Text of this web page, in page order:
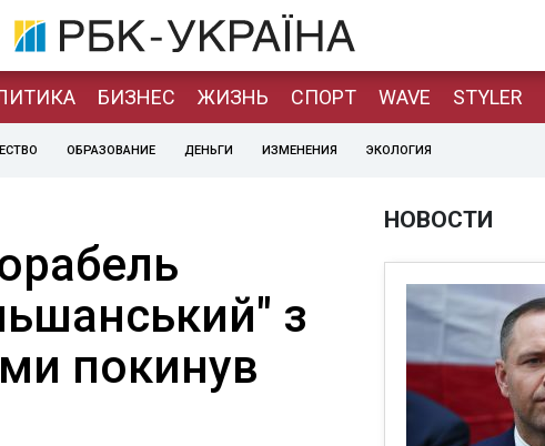
БИЗНЕС ЖИЗНЬ СПОРТ WAVE STYLER
ОБРАЗОВАНИЕ ДЕНЬГИ ИЗМЕНЕНИЯ ЭКОЛОГИЯ
з
покинув
НОВОСТИ